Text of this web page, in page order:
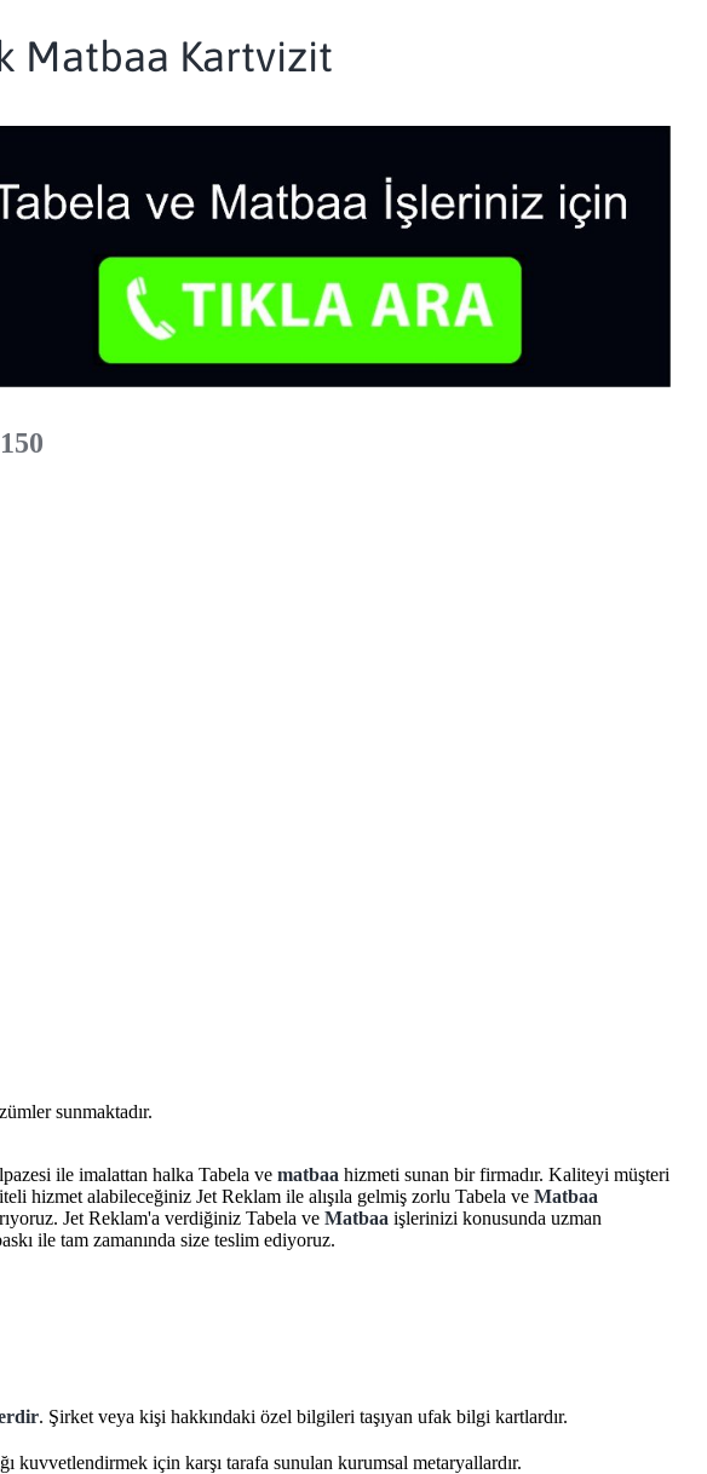
Matbaa Kartvizit
sunmaktadır.
ile imalattan halka Tabela ve matbaa hizmeti sunan bir firmadır. Kaliteyi müşteri
hizmet alabileceğiniz Jet Reklam ile alışıla gelmiş zorlu Tabela ve Matbaa
Jet Reklam'a verdiğiniz Tabela ve Matbaa işlerinizi konusunda uzman
ile tam zamanında size teslim ediyoruz.
. Şirket veya kişi hakkındaki özel bilgileri taşıyan ufak bilgi kartlardır.
kuvvetlendirmek için karşı tarafa sunulan kurumsal metaryallardır.